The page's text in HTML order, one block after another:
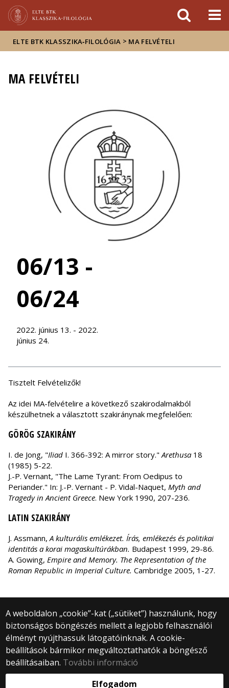
sajtóban
ELTE BTK KLASSZIKA‑FILOLÓGIA > MA FELVÉTELI
MA FELVÉTELI
06/13 -
06/24
2022. június 13. - 2022.
június 24.
Tisztelt Felvételizők!
Az idei MA-felvételire a következő szakirodalmakból
készülhetnek a választott szakiránynak megfelelően:
GÖRÖG SZAKIRÁNY
I. de Jong, "Iliad I. 366-392: A mirror story." Arethusa 18
(1985) 5-22.
J.-P. Vernant, "The Lame Tyrant: From Oedipus to
Periander." In: J.-P. Vernant - P. Vidal-Naquet, Myth and
Tragedy in Ancient Greece. New York 1990, 207-236.
LATIN SZAKIRÁNY
J. Assmann, A kulturális emlékezet. Írás, emlékezés és politikai
identitás a korai magaskultúrákban. Budapest 1999, 29-86.
A. Gowing, Empire and Memory. The Representation of the
Roman Republic in Imperial Culture. Cambridge 2005, 1-27.
A weboldalon „cookie”-kat („sütiket”) használunk, hogy
biztonságos böngészés mellett a legjobb felhasználói
élményt nyújthassuk látogatóinknak. A cookie-
beállítások bármikor megváltoztathatók a böngésző
beállításaiban. További információ
Elfogadom
© 2025 Eötvös Loránd Tudományegyetem
Minden jog fenntartva.
1053 Budapest, Egyetem tér 1–3.
Központi telefonszám: +36 1 411 6500
Webfejlesztés: